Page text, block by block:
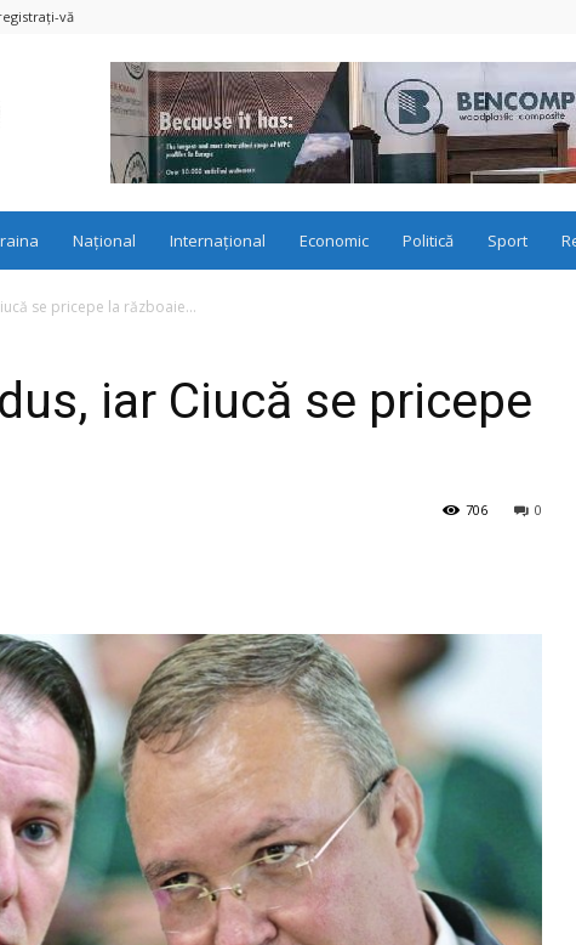
vă
Național Internațional Economic Politică Sport
se pricepe la războaie…
iar Ciucă se pricepe
0
706